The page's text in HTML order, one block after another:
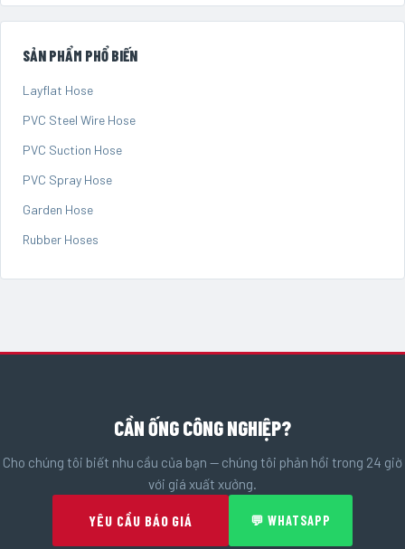
SẢN PHẨM PHỔ BIẾN
Layflat Hose
PVC Steel Wire Hose
PVC Suction Hose
PVC Spray Hose
Garden Hose
Rubber Hoses
CẦN ỐNG CÔNG NGHIỆP?
Cho chúng tôi biết nhu cầu của bạn — chúng tôi phản hồi trong 24 giờ
với giá xuất xưởng.
YÊU CẦU BÁO GIÁ 💬 WHATSAPP